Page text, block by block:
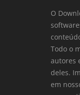
O
Todo o
autores
deles.
em